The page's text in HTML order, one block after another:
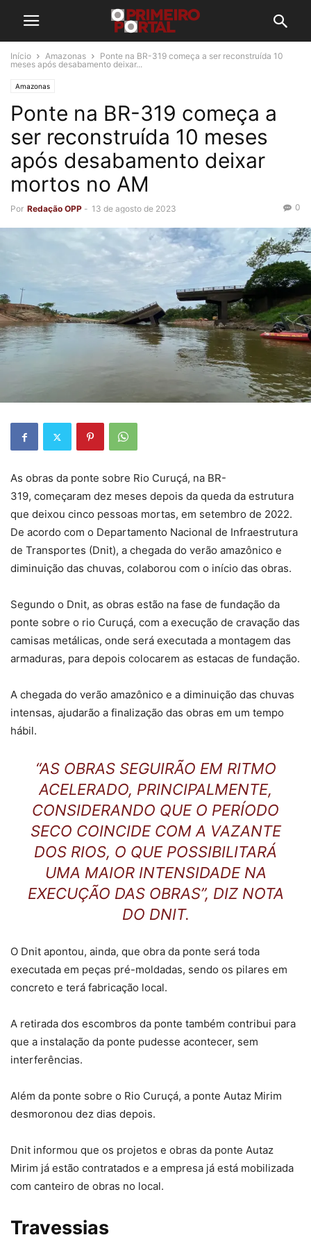
Início Amazonas
Ponte na BR-319 começa a ser reconstruída 10
meses após desabamento deixar...
Amazonas
Ponte na BR-319 começa a
ser reconstruída 10 meses
após desabamento deixar
mortos no AM
Por Redação OPP - 13 de agosto de 2023 0
As obras da ponte sobre Rio Curuçá, na BR-
319, começaram dez meses depois da queda da estrutura
que deixou cinco pessoas mortas, em setembro de 2022.
De acordo com o Departamento Nacional de Infraestrutura
de Transportes (Dnit), a chegada do verão amazônico e
diminuição das chuvas, colaborou com o início das obras.
Segundo o Dnit, as obras estão na fase de fundação da
ponte sobre o rio Curuçá, com a execução de cravação das
camisas metálicas, onde será executada a montagem das
armaduras, para depois colocarem as estacas de fundação.
A chegada do verão amazônico e a diminuição das chuvas
intensas, ajudarão a finalização das obras em um tempo
hábil.
“AS OBRAS SEGUIRÃO EM RITMO
ACELERADO, PRINCIPALMENTE,
CONSIDERANDO QUE O PERÍODO
SECO COINCIDE COM A VAZANTE
DOS RIOS, O QUE POSSIBILITARÁ
UMA MAIOR INTENSIDADE NA
EXECUÇÃO DAS OBRAS”, DIZ NOTA
DO DNIT.
O Dnit apontou, ainda, que obra da ponte será toda
executada em peças pré-moldadas, sendo os pilares em
concreto e terá fabricação local.
A retirada dos escombros da ponte também contribui para
que a instalação da ponte pudesse acontecer, sem
interferências.
Além da ponte sobre o Rio Curuçá, a ponte Autaz Mirim
desmoronou dez dias depois.
Dnit informou que os projetos e obras da ponte Autaz
Mirim já estão contratados e a empresa já está mobilizada
com canteiro de obras no local.
Travessias